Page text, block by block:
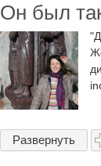
Он был
Развернуть